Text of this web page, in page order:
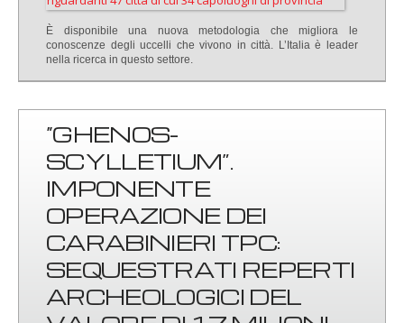
È disponibile una nuova metodologia che migliora le
conoscenze degli uccelli che vivono in città. L’Italia è leader
nella ricerca in questo settore.
“GHENOS-
SCYLLETIUM”.
IMPONENTE
OPERAZIONE DEI
CARABINIERI TPC:
SEQUESTRATI REPERTI
ARCHEOLOGICI DEL